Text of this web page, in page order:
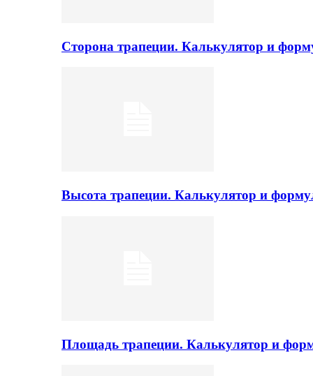
Сторона трапеции. Калькулятор и
Высота трапеции. Калькулятор и
Площадь трапеции. Калькулятор и